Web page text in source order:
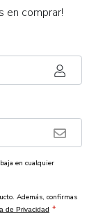
en comprar!
en cualquier
Además, confirmas
de Privacidad *